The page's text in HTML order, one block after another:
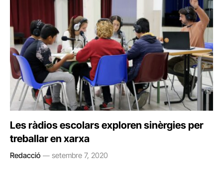
Les ràdios escolars exploren sinèrgies per
treballar en xarxa
Redacció setembre 7, 2020